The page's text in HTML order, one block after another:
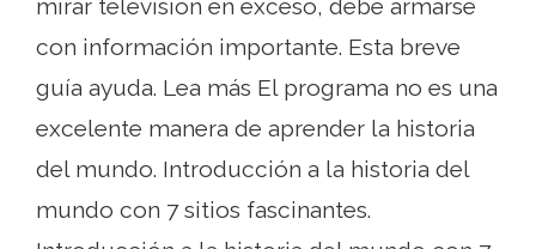
mirar televisión en exceso, debe armarse
con información importante. Esta breve
guía ayuda. Lea más El programa no es una
excelente manera de aprender la historia
del mundo. Introducción a la historia del
mundo con 7 sitios fascinantes.